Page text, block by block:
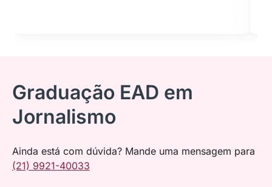
Graduação EAD em
Jornalismo
Ainda está com dúvida? Mande uma mensagem para
(21) 9921-40033